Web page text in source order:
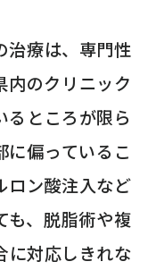
治療は、専門性
内のクリニック
るところが限ら
に偏っているこ
ロン酸注入など
も、脱脂術や複
に対応しきれな